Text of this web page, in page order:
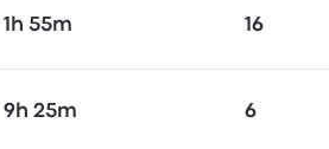
1h 55m 16
9h 25m 6